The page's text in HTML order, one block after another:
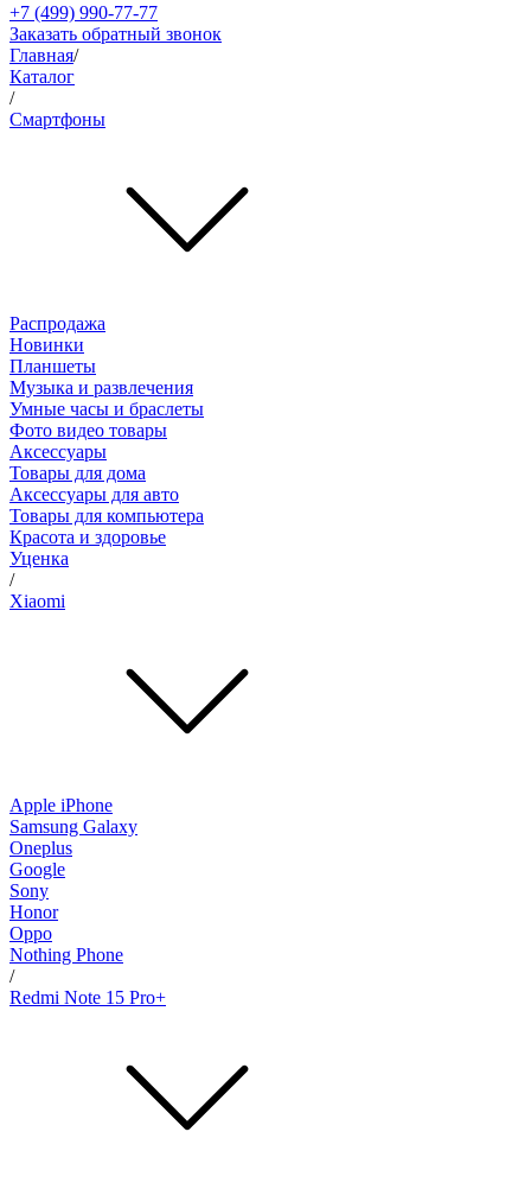
+7 (499) 990-77-77
Заказать обратный звонок
Главная/
Каталог
/
Смартфоны
Распродажа
Новинки
Планшеты
Музыка и развлечения
Умные часы и браслеты
Фото видео товары
Аксессуары
Товары для дома
Аксессуары для авто
Товары для компьютера
Красота и здоровье
Уценка
/
Xiaomi
Apple iPhone
Samsung Galaxy
Oneplus
Google
Sony
Honor
Oppo
Nothing Phone
/
Redmi Note 15 Pro+